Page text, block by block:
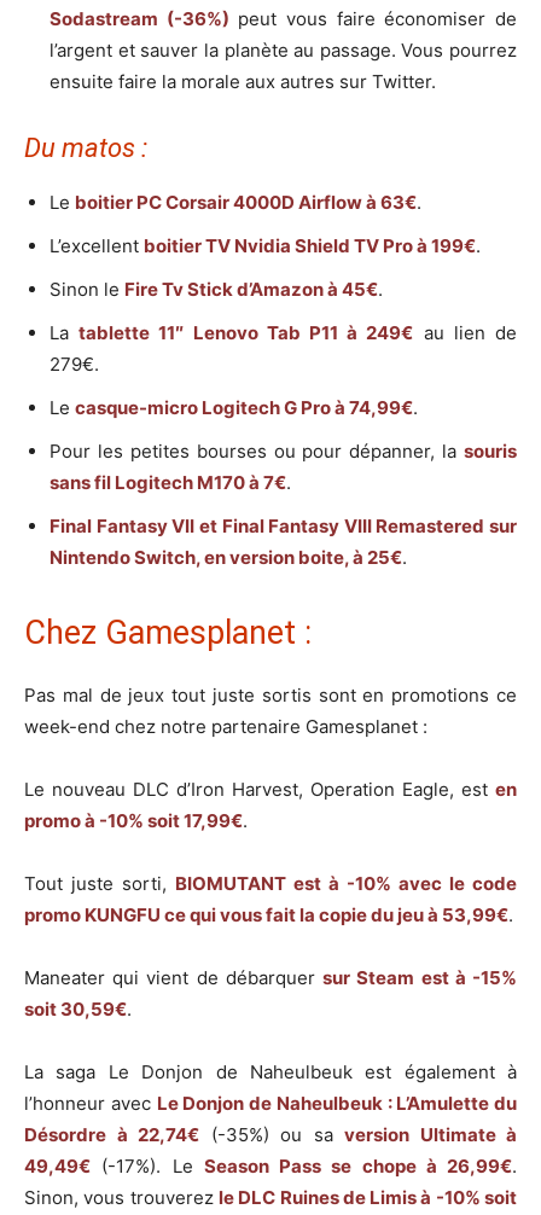
Sodastream (-36%) peut vous faire économiser de
l’argent et sauver la planète au passage. Vous pourrez
ensuite faire la morale aux autres sur Twitter.
Du matos :
Le boitier PC Corsair 4000D Airflow à 63€.
L’excellent boitier TV Nvidia Shield TV Pro à 199€.
Sinon le Fire Tv Stick d’Amazon à 45€.
Latablette 11″ Lenovo Tab P11 à 249€ au lien de
279€.
Le casque-micro Logitech G Pro à 74,99€.
Pour les petites bourses ou pour dépanner, la souris
sans fil Logitech M170 à 7€.
Final Fantasy VII et Final Fantasy VIII Remastered sur
Nintendo Switch, en version boite, à 25€.
Chez Gamesplanet :
Pas mal de jeux tout juste sortis sont en promotions ce
week-end chez notre partenaire Gamesplanet :
Le nouveau DLC d’Iron Harvest, Operation Eagle, est en
promo à -10% soit 17,99€.
Tout juste sorti, BIOMUTANT est à -10% avec le code
promo KUNGFU ce qui vous fait la copie du jeu à 53,99€.
Maneater qui vient de débarquersur Steam est à -15%
soit 30,59€.
La saga Le Donjon de Naheulbeuk est également à
l’honneur avec Le Donjon de Naheulbeuk : L’Amulette du
Désordre à 22,74€ (-35%) ou sa version Ultimate à
49,49€ (-17%). Le Season Pass se chope à 26,99€.
Sinon, vous trouverez le DLC Ruines de Limis à -10% soit